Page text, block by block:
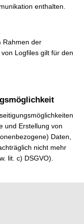
enthalten.
Rahmen der
Logfiles gilt für den
und Erstellung von
Daten,
nicht mehr
lit. c) DSGVO).